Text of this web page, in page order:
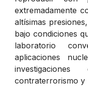
extremadamente
altísimas
bajo condiciones
laboratorio
aplicaciones
contraterrorismo y